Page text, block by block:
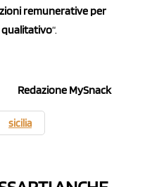
remunerative per
“.
Redazione MySnack
sicilia